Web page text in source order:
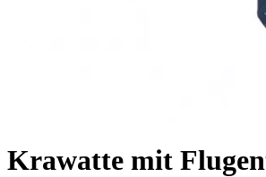
Krawatte mit